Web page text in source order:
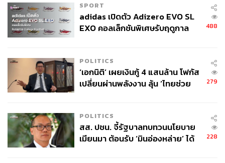
อาชีพใหม่รับการมาของเทคโนโลยีคริปโต,
Web3 หรือบล็อกเชน ที่เซสชัน Building Careers
in Web3 and Crypto: สร้างเส้นทางอาชีพในโลก
และการปรากฏตัวของแขกรับเชิญสุดพิเศษที่คุณ
ต้องมาสัมผัส!
SPORT
adidas เปิดตัว Adizero EVO SL
EXO คอลเล็กชันพิเศษรับฤดูกาล
488
POLITICS
‘เอกนิติ’ เผยเงินกู้ 4 แสนล้าน โฟกัส
เปลี่ยนผ่านพลังงาน ลุ้น ‘ไทยช่วย
279
POLITICS
สส. ปชน. จี้รัฐบาลทบทวนนโยบาย
เมียนมา ต้อนรับ ‘มินอ่องหล่าย’ ได้
228